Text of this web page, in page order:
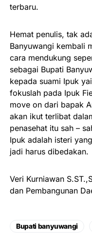
terbaru.
Hemat penulis, tak
Banyuwangi kembali
cara mendukung
sebagai Bupati
kepada suami Ipuk
fokuslah pada Ipuk
move on dari bapak
akan ikut terlibat
penasehat itu sah –
Ipuk adalah isteri
jadi harus dibedakan.
Veri Kurniawan
dan Pembangunan
Bupati banyuwangi